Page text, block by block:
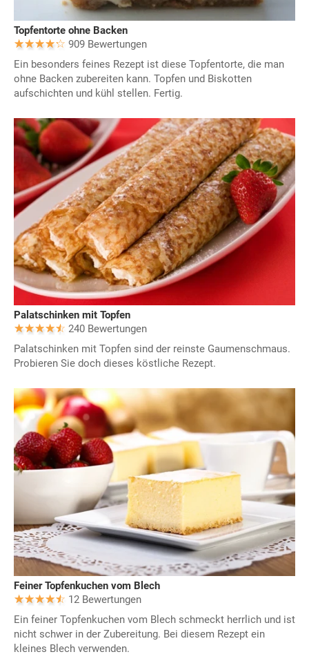
Topfentorte ohne Backen
909 Bewertungen
Ein besonders feines Rezept ist diese Topfentorte, die man
ohne Backen zubereiten kann. Topfen und Biskotten
aufschichten und kühl stellen. Fertig.
Palatschinken mit Topfen
240 Bewertungen
Palatschinken mit Topfen sind der reinste Gaumenschmaus.
Probieren Sie doch dieses köstliche Rezept.
Feiner Topfenkuchen vom Blech
12 Bewertungen
Ein feiner Topfenkuchen vom Blech schmeckt herrlich und ist
nicht schwer in der Zubereitung. Bei diesem Rezept ein
kleines Blech verwenden.